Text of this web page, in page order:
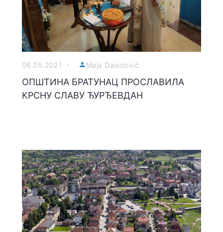
06.05.2021 Maja Davidović
ОПШТИНА БРАТУНАЦ ПРОСЛАВИЛА
КРСНУ СЛАВУ ЂУРЂЕВДАН